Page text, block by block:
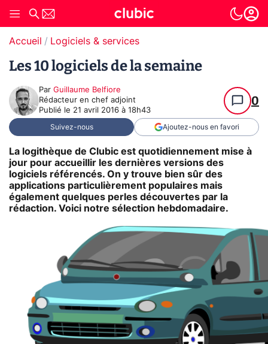
Accueil Logiciels & services
Les 10 logiciels de la semaine
Par Guillaume Belfiore
Rédacteur en chef adjoint
Publié le 21 avril 2016 à 18h43
0
Suivez-nous Ajoutez-nous en favori
La logithèque de Clubic est quotidiennement mise à
jour pour accueillir les dernières versions des
logiciels référencés. On y trouve bien sûr des
applications particulièrement populaires mais
également quelques perles découvertes par la
rédaction. Voici notre sélection hebdomadaire.